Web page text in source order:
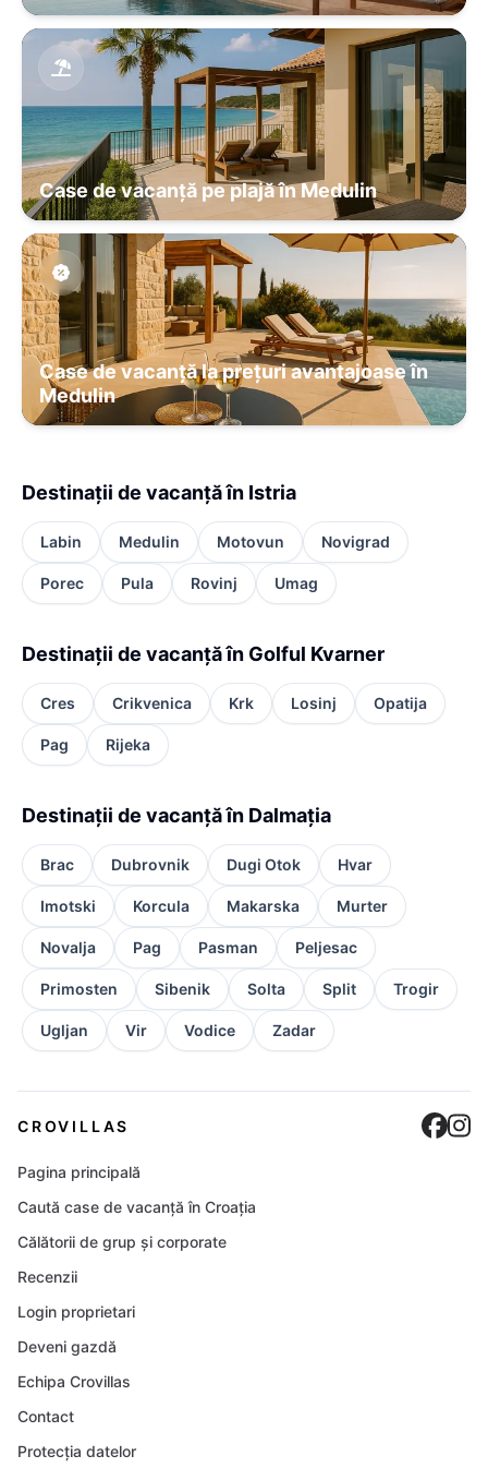
Case de vacanță pe plajă în Medulin
Case de vacanță la prețuri avantajoase în
Medulin
Destinații de vacanță în Istria
Labin Medulin Motovun Novigrad
Porec Pula Rovinj Umag
Destinații de vacanță în Golful Kvarner
Cres Crikvenica Krk Losinj Opatija
Pag Rijeka
Destinații de vacanță în Dalmația
Brac Dubrovnik Dugi Otok Hvar
Imotski Korcula Makarska Murter
Novalja Pag Pasman Peljesac
Primosten Sibenik Solta Split Trogir
Ugljan Vir Vodice Zadar
CROVILLAS
Pagina principală
Caută case de vacanță în Croația
Călătorii de grup și corporate
Recenzii
Login proprietari
Deveni gazdă
Echipa Crovillas
Contact
Protecția datelor